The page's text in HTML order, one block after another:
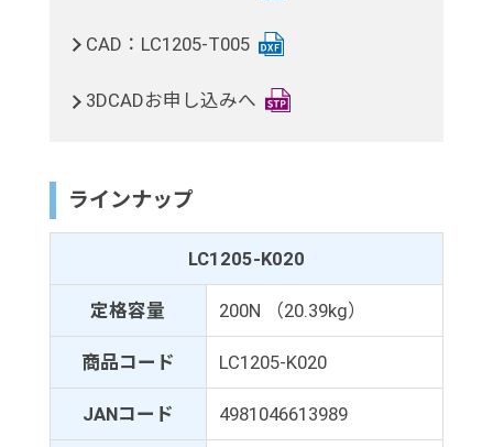
CAD：LC1205-T005
3DCADお申し込みへ
ラインナップ
LC1205-K020
定格容量 200N （20.39kg）
商品コード LC1205-K020
JANコード 4981046613989